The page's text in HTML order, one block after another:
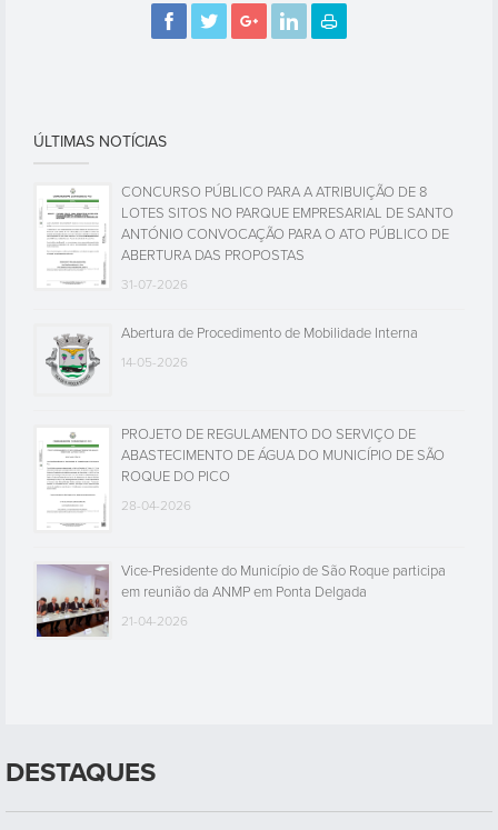
ÚLTIMAS NOTÍCIAS
CONCURSO PÚBLICO PARA A ATRIBUIÇÃO DE 8
LOTES SITOS NO PARQUE EMPRESARIAL DE SANTO
ANTÓNIO CONVOCAÇÃO PARA O ATO PÚBLICO DE
ABERTURA DAS PROPOSTAS
31-07-2026
Abertura de Procedimento de Mobilidade Interna
14-05-2026
PROJETO DE REGULAMENTO DO SERVIÇO DE
ABASTECIMENTO DE ÁGUA DO MUNICÍPIO DE SÃO
ROQUE DO PICO
28-04-2026
Vice-Presidente do Município de São Roque participa
em reunião da ANMP em Ponta Delgada
21-04-2026
DESTAQUES